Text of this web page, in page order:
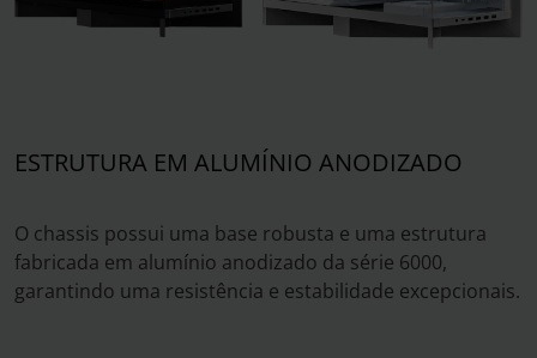
ESTRUTURA EM ALUMÍNIO ANODIZADO
O chassis possui uma base robusta e uma estrutura
fabricada em alumínio anodizado da série 6000,
garantindo uma resistência e estabilidade excepcionais.